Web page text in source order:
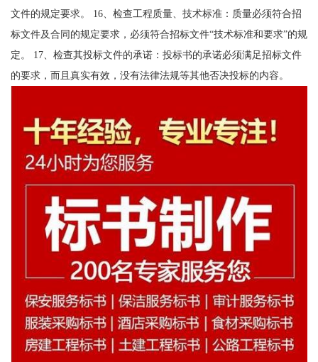
文件的规定要求。 16、检查工程质量、技术标准：质量必须符合招
标文件及合同的规定要求，必须符合招标文件“技术标准和要求”的规
定。 17、检查其投标文件的承诺：投标书的承诺必须满足招标文件
的要求，而且真实有效，没有法律法规等其他否决投标的内容。